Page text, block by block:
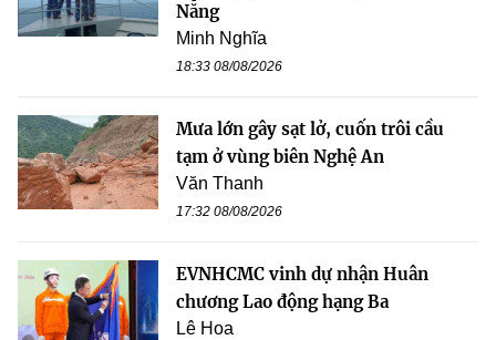
Nẵng
Minh Nghĩa
18:33 08/08/2026
Mưa lớn gây sạt lở, cuốn trôi cầu
tạm ở vùng biên Nghệ An
Văn Thanh
17:32 08/08/2026
EVNHCMC vinh dự nhận Huân
chương Lao động hạng Ba
Lê Hoa